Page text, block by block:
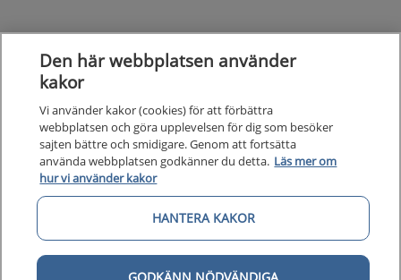
Kunskapsstöd
Om 1177 för vårdpersonal Om
Den här webbplatsen använder
kakor
Vi använder kakor (cookies) för att förbättra
webbplatsen och göra upplevelsen för dig som besöker
sajten bättre och smidigare. Genom att fortsätta
använda webbplatsen godkänner du detta. Läs mer om
hur vi använder kakor
HANTERA KAKOR